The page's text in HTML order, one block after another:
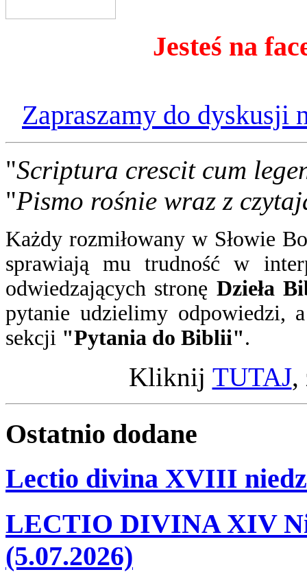
Jesteś na
Zapraszamy do dyskusji
"Scriptura crescit cum
"Pismo rośnie wraz z
Każdy rozmiłowany w Słowie
sprawiają mu trudność w
odwiedzających stronę Dzieła
pytanie udzielimy odpowiedzi,
sekcji "Pytania do Biblii".
Kliknij TUTAJ,
Ostatnio dodane
Lectio divina XVIII
LECTIO DIVINA XIV
(5.07.2026)